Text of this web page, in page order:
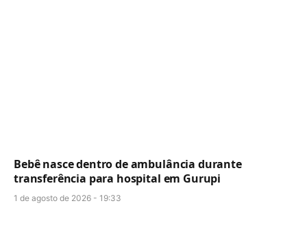
Bebê nasce dentro de ambulância durante
transferência para hospital em Gurupi
1 de agosto de 2026 - 19:33